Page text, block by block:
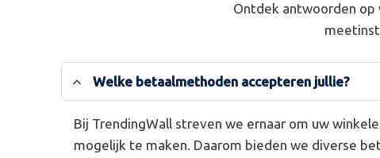
Ontdek antwoorden
Welke betaalmethoden accepteren jullie?
Bij TrendingWall streven we ernaar om uw
mogelijk te maken. Daarom bieden we diverse